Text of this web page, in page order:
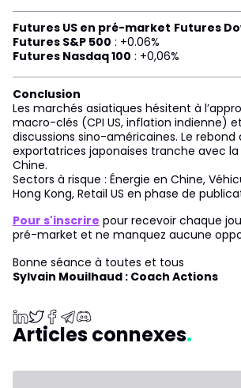
Futures US en pré-market Futures
Futures S&P 500 : +0.06%
Futures Nasdaq 100 : +0,06%
Conclusion
Les marchés asiatiques hésitent à
macro-clés (CPI US, inflation indienne)
discussions sino-américaines. Le rebond
exportatrices japonaises tranche avec
Chine.
Sectors à risque : Énergie en Chine,
Hong Kong, Retail US en phase de
Pour s'inscrire pour recevoir chaque
pré-market et ne manquez aucune
Bonne séance à toutes et tous
Sylvain Mouilhaud : Coach Actions
Articles connexes